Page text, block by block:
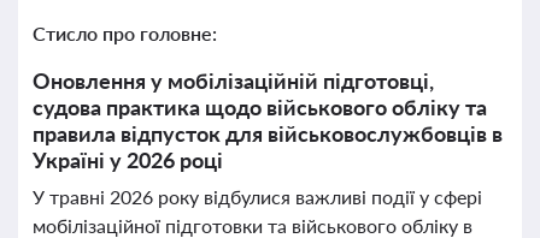
Стисло про головне:
Оновлення у мобілізаційній підготовці,
судова практика щодо військового обліку та
правила відпусток для військовослужбовців в
Україні у 2026 році
У травні 2026 року відбулися важливі події у сфері
мобілізаційної підготовки та військового обліку в